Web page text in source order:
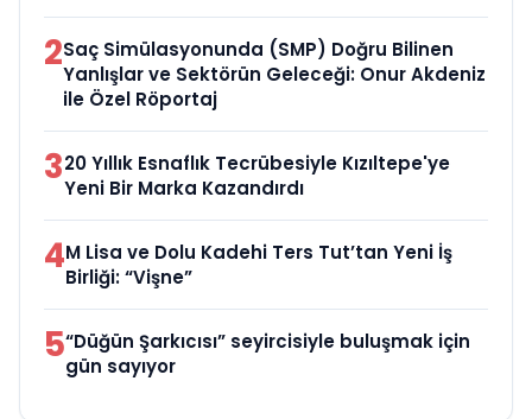
2Saç Simülasyonunda (SMP) Doğru Bilinen
Yanlışlar ve Sektörün Geleceği: Onur Akdeniz
ile Özel Röportaj
320 Yıllık Esnaflık Tecrübesiyle Kızıltepe'ye
Yeni Bir Marka Kazandırdı
4M Lisa ve Dolu Kadehi Ters Tut’tan Yeni İş
Birliği: “Vişne”
5“Düğün Şarkıcısı” seyircisiyle buluşmak için
gün sayıyor